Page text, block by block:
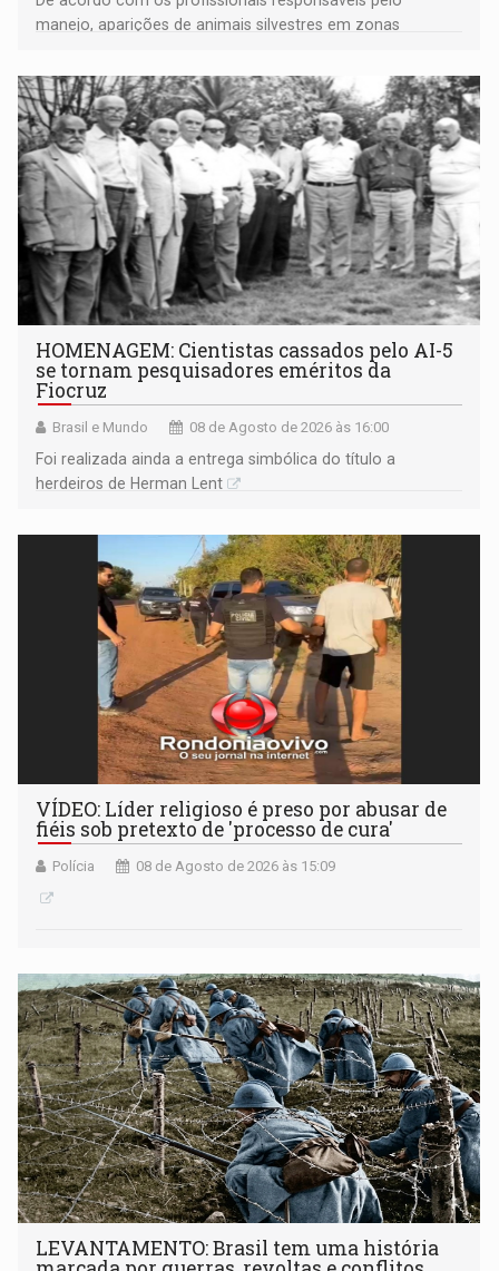
manejo, aparições de animais silvestres em zonas
HOMENAGEM: Cientistas cassados pelo AI-5
se tornam pesquisadores eméritos da
Fiocruz
Brasil e Mundo 08 de Agosto de 2026 às 16:00
Foi realizada ainda a entrega simbólica do título a
herdeiros de Herman Lent
VÍDEO: Líder religioso é preso por abusar de
fiéis sob pretexto de 'processo de cura'
Polícia 08 de Agosto de 2026 às 15:09
LEVANTAMENTO: Brasil tem uma história